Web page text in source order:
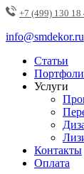
+7 (499) 130 18
info@smdekor.ru
Статьи
Услуги
Контакты
Оплата